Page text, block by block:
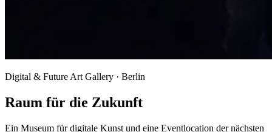
Digital & Future Art Gallery · Berlin
Raum für die Zukunft
Ein Museum für digitale Kunst und eine Eventlocation der nächsten